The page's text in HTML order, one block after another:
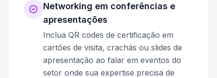
Networking em conferências e
apresentações
Inclua QR codes de certificação em
cartões de visita, crachás ou slides de
apresentação ao falar em eventos do
setor onde sua expertise precisa de